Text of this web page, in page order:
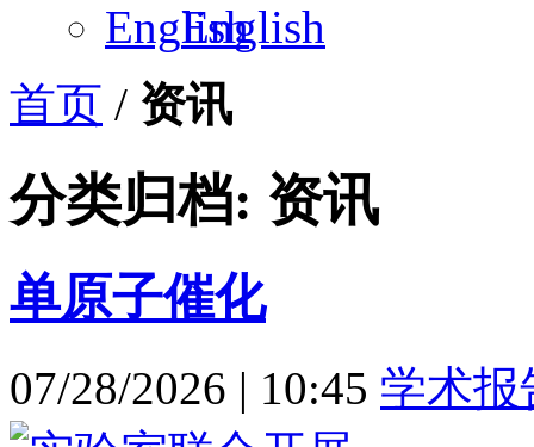
English
首页 / 资讯
分类归档: 资讯
单原子催化
07/28/2026 | 10:45 学术报